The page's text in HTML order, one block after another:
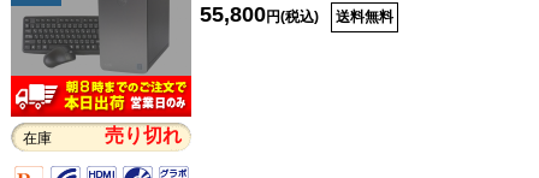
在庫 売り切れ
55,800円(税込) 送料無料